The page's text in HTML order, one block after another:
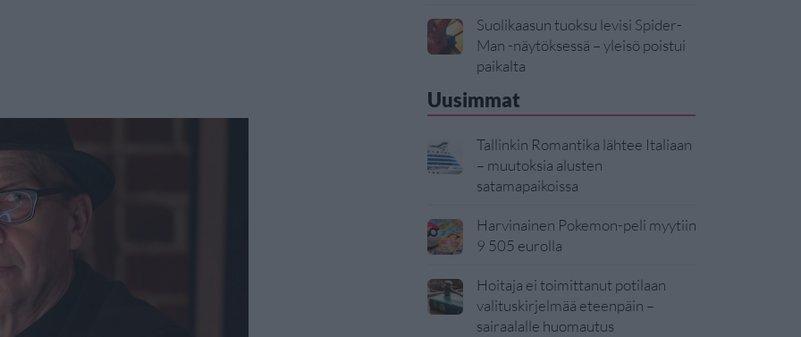
Suolikaasun tuoksu levisi Spider-
Man -näytöksessä – yleisö poistui
paikalta
Uusimmat
Tallinkin Romantika lähtee Italiaan
– muutoksia alusten
satamapaikoissa
Harvinainen Pokemon-peli myytiin
9 505 eurolla
Hoitaja ei toimittanut potilaan
valituskirjelmää eteenpäin –
sairaalalle huomautus